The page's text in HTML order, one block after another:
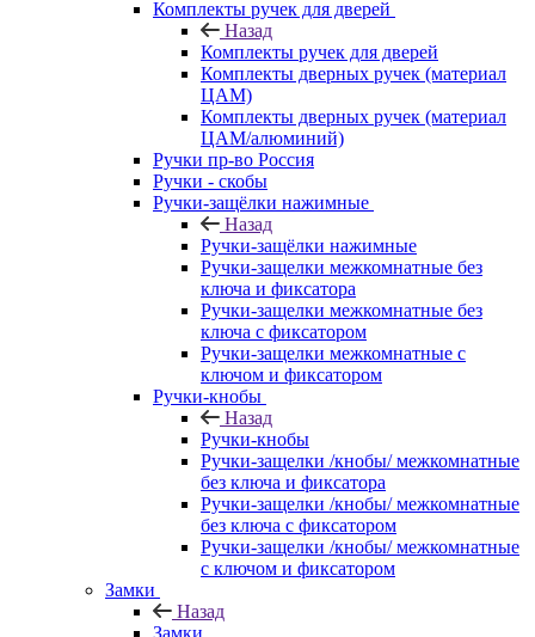
Комплекты ручек для дверей
Назад
Комплекты ручек для дверей
Комплекты дверных ручек (материал
ЦАМ)
Комплекты дверных ручек (материал
ЦАМ/алюминий)
Ручки пр-во Россия
Ручки - скобы
Ручки-защёлки нажимные
Назад
Ручки-защёлки нажимные
Ручки-защелки межкомнатные без
ключа и фиксатора
Ручки-защелки межкомнатные без
ключа с фиксатором
Ручки-защелки межкомнатные с
ключом и фиксатором
Ручки-кнобы
Назад
Ручки-кнобы
Ручки-защелки /кнобы/ межкомнатные
без ключа и фиксатора
Ручки-защелки /кнобы/ межкомнатные
без ключа с фиксатором
Ручки-защелки /кнобы/ межкомнатные
с ключом и фиксатором
Замки
Назад
Замки